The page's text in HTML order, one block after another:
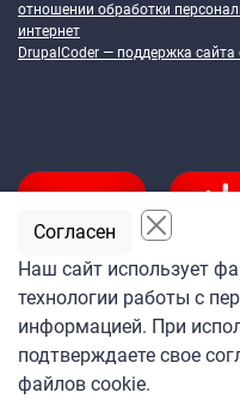
отношении обработки
интернет
DrupalCoder — поддержка сайта
Подпишитесь
на ежедневную рассылку
«Кабельщика»
Наш сайт использует
технологии работы с
информацией. При
подтверждаете свое
файлов cookie.
Согласен